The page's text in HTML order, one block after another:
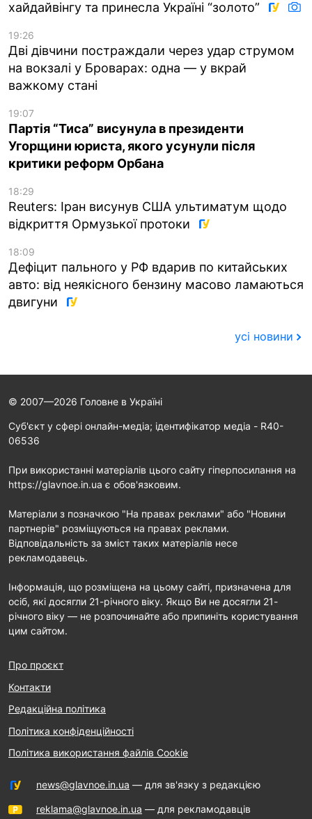
хайдайвінгу та принесла Україні “золото”
19:26
Дві дівчини постраждали через удар струмом
на вокзалі у Броварах: одна — у вкрай
важкому стані
19:07
Партія “Тиса” висунула в президенти
Угорщини юриста, якого усунули після
критики реформ Орбана
18:29
Reuters: Іран висунув США ультиматум щодо
відкриття Ормузької протоки
18:09
Дефіцит пального у РФ вдарив по китайських
авто: від неякісного бензину масово ламаються
двигуни
усі новини
© 2007—2026 Головне в Україні
Cуб'єкт у сфері онлайн-медіа; ідентифікатор медіа - R40-
06536
При використанні матеріалів цього сайту гіперпосилання на
https://glavnoe.in.ua є обов'язковим.
Матеріали з позначкою "На правах реклами" або "Новини
партнерів" розміщуються на правах реклами.
Відповідальність за зміст таких матеріалів несе
рекламодавець.
Інформація, що розміщена на цьому сайті, призначена для
осіб, які досягли 21-річного віку. Якщо Ви не досягли 21-
річного віку — не розпочинайте або припиніть користування
цим сайтом.
Про проєкт
Контакти
Редакційна політика
Політика конфіденційності
Політика використання файлів Cookie
news@glavnoe.in.ua — для зв'язку з редакцією
reklama@glavnoe.in.ua — для рекламодавців